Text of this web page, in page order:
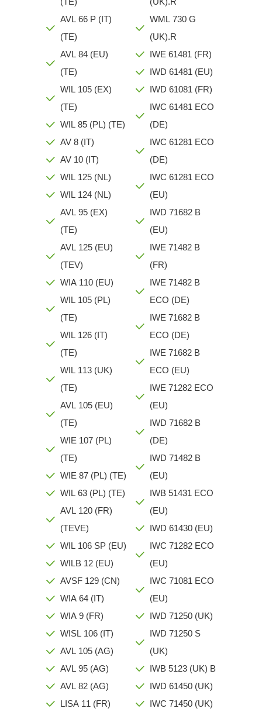
AVL 66 P (IT)
(TE)
AVL 84 (EU)
(TE)
WIL 105 (EX)
(TE)
WIL 85 (PL) (TE)
AV 8 (IT)
AV 10 (IT)
WIL 125 (NL)
WIL 124 (NL)
AVL 95 (EX)
(TE)
AVL 125 (EU)
(TEV)
WIA 110 (EU)
WIL 105 (PL)
(TE)
WIL 126 (IT)
(TE)
WIL 113 (UK)
(TE)
AVL 105 (EU)
(TE)
WIE 107 (PL)
(TE)
WIE 87 (PL) (TE)
WIL 63 (PL) (TE)
AVL 120 (FR)
(TEVE)
WIL 106 SP (EU)
WILB 12 (EU)
AVSF 129 (CN)
WIA 64 (IT)
WIA 9 (FR)
WISL 106 (IT)
AVL 105 (AG)
AVL 95 (AG)
AVL 82 (AG)
LISA 11 (FR)
WML 730 G
(UK).R
IWE 61481 (FR)
IWD 61481 (EU)
IWD 61081 (FR)
IWC 61481 ECO
(DE)
IWC 61281 ECO
(DE)
IWC 61281 ECO
(EU)
IWD 71682 B
(EU)
IWE 71482 B
(FR)
IWE 71482 B
ECO (DE)
IWE 71682 B
ECO (DE)
IWE 71682 B
ECO (EU)
IWE 71282 ECO
(EU)
IWD 71682 B
(DE)
IWD 71482 B
(EU)
IWB 51431 ECO
(EU)
IWD 61430 (EU)
IWC 71282 ECO
(EU)
IWC 71081 ECO
(EU)
IWD 71250 (UK)
IWD 71250 S
(UK)
IWB 5123 (UK) B
IWD 61450 (UK)
IWC 71450 (UK)